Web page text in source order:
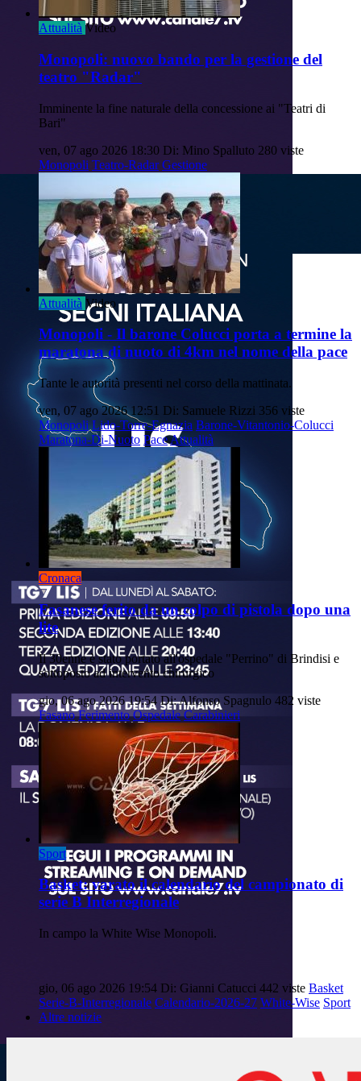
Attualità Video
Monopoli: nuovo bando per la gestione del
teatro "Radar"
Imminente la fine naturale della concessione ai "Teatri di
Bari"
ven, 07 ago 2026 18:30 Di: Mino Spalluto 280 viste
Monopoli Teatro-Radar Gestione
Attualità Video
Monopoli - Il barone Colucci porta a termine la
maratona di nuoto di 4km nel nome della pace
Tante le autorità presenti nel corso della mattinata.
ven, 07 ago 2026 12:51 Di: Samuele Rizzi 356 viste
Monopoli Lido-Torre-Egnazia Barone-Vitantonio-Colucci
Maratona-Di-Nuoto PaceAttualità
Cronaca
Fasanese ferito da un colpo di pistola dopo una
lite
Il 30enne è stato portato all'ospedale "Perrino" di Brindisi e
sottoposto ad intervento chirurgico
gio, 06 ago 2026 19:54 Di: Alfonso Spagnulo 482 viste
Fasano Ferimento Ospedale Carabinieri
Sport
Basket: varato il calendario del campionato di
serie B Interregionale
In campo la White Wise Monopoli.
gio, 06 ago 2026 19:54 Di: Gianni Catucci 442 viste Basket
Serie-B-Interregionale Calendario-2026-27 White-Wise Sport
Altre notizie